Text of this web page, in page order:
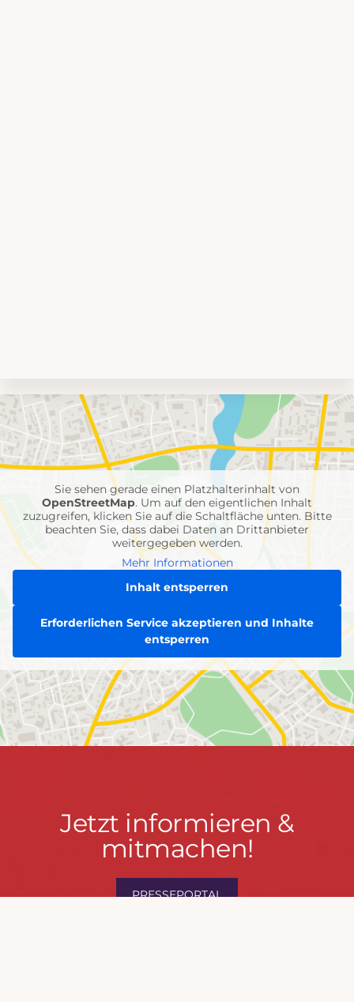
Umgebungskarte
mit
Feuerwehr-
Einheiten
Sie sehen gerade einen Platzhalterinhalt von
OpenStreetMap. Um auf den eigentlichen Inhalt
zuzugreifen, klicken Sie auf die Schaltfläche unten. Bitte
beachten Sie, dass dabei Daten an Drittanbieter
weitergegeben werden.
Mehr Informationen
Inhalt entsperren
Erforderlichen Service akzeptieren und Inhalte
entsperren
Jetzt
informieren
mitmachen!
Jetzt informieren &
mitmachen!
PRESSEPORTAL